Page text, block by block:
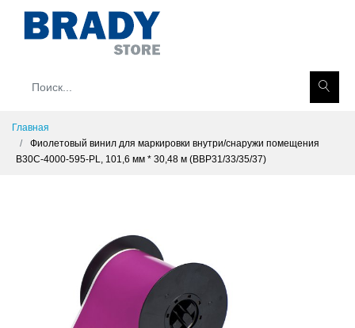
Главная
Фиолетовый винил для маркировки внутри/снаружи помещения
B30C-4000-595-PL, 101,6 мм * 30,48 м (BBP31/33/35/37)